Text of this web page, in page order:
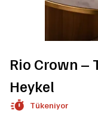
Rio Crown –
Heykel
Tükeniyor